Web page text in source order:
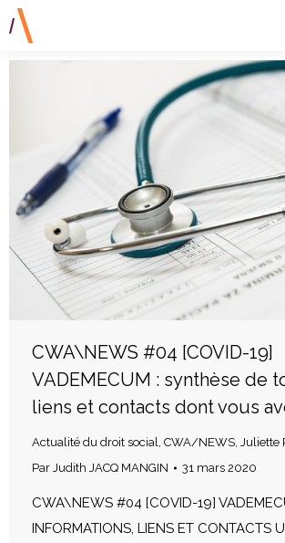
CWA\NEWS #04 [COVID-19]
VADEMECUM : synthèse de
liens et contacts dont vous
Actualité du droit social CWA/NEWS Juliette
Par Judith JACQ MANGIN 31 mars 2020
CWA\NEWS #04 [COVID-19]
INFORMATIONS, LIENS ET CONTACTS